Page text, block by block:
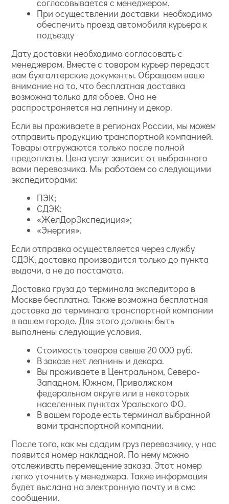
согласовывается с менеджером.
При осуществлении доставки необходимо
обеспечить проезд автомобиля курьера к
подъезду
Дату доставки необходимо согласовать с
менеджером. Вместе с товаром курьер передаст
вам бухгалтерские документы. Обращаем ваше
внимание на то, что бесплатная доставка
возможна только для обоев. Она не
распространяется на лепнину и декор.
Если вы проживаете в регионах России, мы можем
отправить продукцию транспортной компанией.
Товары отгружаются только после полной
предоплаты. Цена услуг зависит от выбранного
вами перевозчика. Мы работаем со следующими
экспедиторами:
ПЭК;
СДЭК;
«ЖелДорЭкспедиция»;
«Энергия».
Если отправка осуществляется через службу
СДЭК, доставка производится только до пункта
выдачи, а не до постамата.
Доставка груза до терминала экспедитора в
Москве бесплатна. Также возможна бесплатная
доставка до терминала транспортной компании
в вашем городе. Для этого должны быть
выполнены следующие условия.
Стоимость товаров свыше 20 000 руб.
В заказе нет лепнины и декора.
Вы проживаете в Центральном, Северо-
Западном, Южном, Приволжском
федеральном округе или в некоторых
населенных пунктах Уральского ФО.
В вашем городе есть терминал выбранной
вами транспортной компании.
После того, как мы сдадим груз перевозчику, у нас
появится номер накладной. По нему можно
отслеживать перемещение заказа. Этот номер
легко уточнить у менеджера. Также информация
будет выслана на электронную почту и в смс
сообщении.